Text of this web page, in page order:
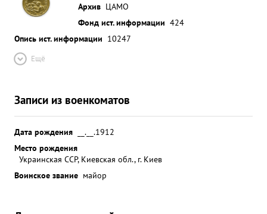
Архив ЦАМО
Фонд ист. информации 424
Опись ист. информации 10247
Ещё
Записи из военкоматов
Дата рождения
__.__.1912
Место рождения
Украинская ССР, Киевская обл., г. Киев
Воинское звание майор